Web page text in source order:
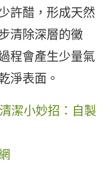
許醋，形成天然
清除深層的黴
程會產生少量氣
淨表面。
潔小妙招：自製